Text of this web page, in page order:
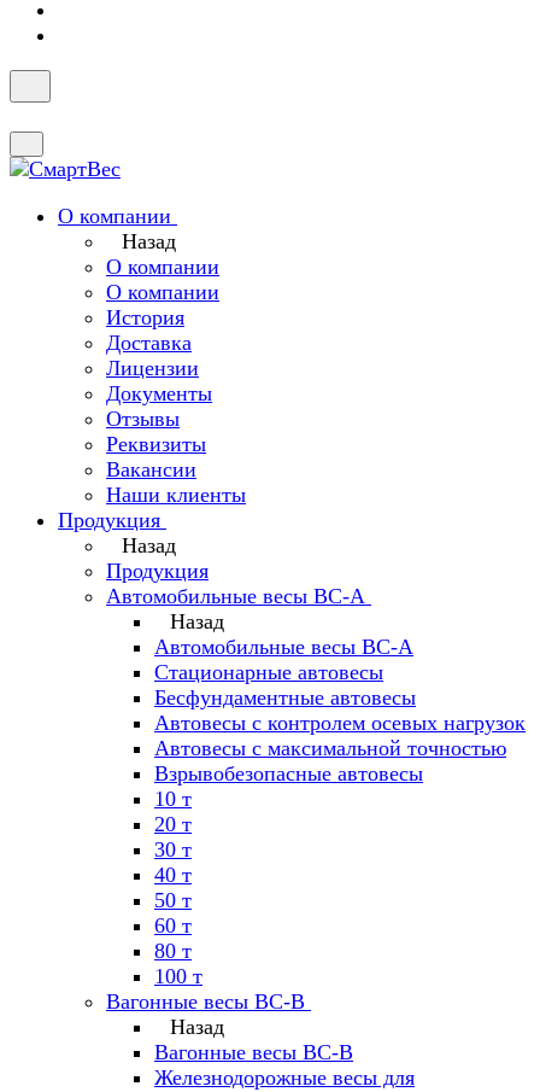
О компании
Назад
О компании
О компании
История
Доставка
Лицензии
Документы
Отзывы
Реквизиты
Вакансии
Наши клиенты
Продукция
Назад
Продукция
Автомобильные весы ВС-А
Назад
Автомобильные весы ВС-А
Стационарные автовесы
Бесфундаментные автовесы
Автовесы с контролем осевых нагрузок
Автовесы с максимальной точностью
Взрывобезопасные автовесы
10 т
20 т
30 т
40 т
50 т
60 т
80 т
100 т
Вагонные весы ВС-В
Назад
Вагонные весы ВС-В
Железнодорожные весы для